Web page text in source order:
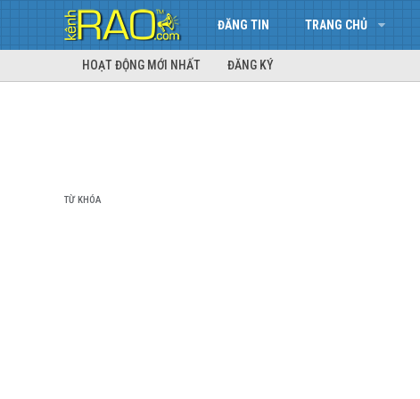
ĐĂNG TIN TRANG CHỦ
HOẠT ĐỘNG MỚI NHẤT ĐĂNG KÝ
TỪ KHÓA